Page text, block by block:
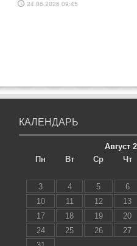
24.06.2026 09:45
КАЛЕНДАРЬ
Август
Пн
Вт Ср Чт
3
4 5 6
10
11 12 13
17
18 19 20
24
25 26 27